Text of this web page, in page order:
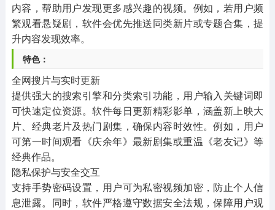
内容，帮助用户发现更多感兴趣的视频。例如，若用户频
繁观看悬疑剧，软件会优先推送同类新片或专题合集，提
升内容发现效率。
特色：
全网搜片与实时更新
提供强大的搜索引擎和分类索引功能，用户输入关键词即
可快速定位资源。软件每日更新精彩影单，涵盖新上映大
片、经典老片及热门剧集，确保内容时效性。例如，用户
可第一时间观看《庆余年》最新剧集或重温《老友记》等
经典作品。
隐私保护与安全交互
支持手势密码设置，用户可为私密视频加密，防止个人信
息泄露。同时，软件严格遵守数据安全法规，保障用户观